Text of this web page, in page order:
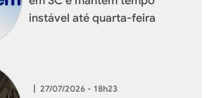
instável até quarta-feira
| 27/07/2026 - 18h23